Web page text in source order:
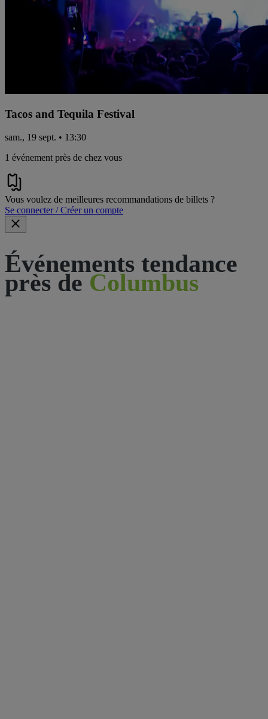
Tacos and Tequila Festival
sam., 19 sept. • 13:30
1 événement près de chez vous
Vous voulez de meilleures recommandations de billets ?
Se connecter / Créer un compte
Événements tendance
près de Columbus